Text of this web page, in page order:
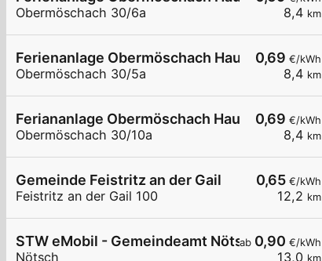
8,4 km
Obermöschach 30/6a
0,69 €/kWh
8,4 km
Ferienanlage Obermöschach Haus 5a
Obermöschach 30/5a
0,69 €/kWh
8,4 km
Feriananlage Obermöschach Haus 10a
Obermöschach 30/10a
0,65€/kWh
12,2 km
Gemeinde Feistritz an der Gail
Feistritz an der Gail 100
ab 0,90 €/kWh
13,0 km
STW eMobil - Gemeindeamt Nötsch
Nötsch